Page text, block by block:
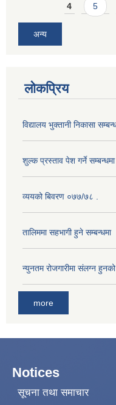
4 5
अन्य
लोकप्रिय
विद्यालय भुक्तानी निकासा
शुल्क प्रस्ताव पेश गर्ने
व्ययको बिवरण ०७७/७८ .
तालिममा सहभागी हुने
न्युनतम रोजगारीमा संलग्न
more
Notices
सूचना तथा समाचार